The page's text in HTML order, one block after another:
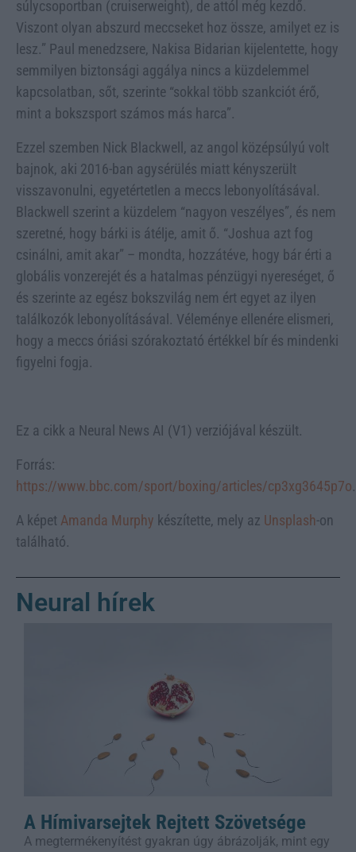
súlycsoportban (cruiserweight), de attól még kezdő.
Viszont olyan abszurd meccseket hoz össze, amilyet ez is
lesz.” Paul menedzsere, Nakisa Bidarian kijelentette, hogy
semmilyen biztonsági aggálya nincs a küzdelemmel
kapcsolatban, sőt, szerinte “sokkal több szankciót érő,
mint a bokszsport számos más harca”.
Ezzel szemben Nick Blackwell, az angol középsúlyú volt
bajnok, aki 2016-ban agysérülés miatt kényszerült
visszavonulni, egyetértetlen a meccs lebonyolításával.
Blackwell szerint a küzdelem “nagyon veszélyes”, és nem
szeretné, hogy bárki is átélje, amit ő. “Joshua azt fog
csinálni, amit akar” – mondta, hozzátéve, hogy bár érti a
globális vonzerejét és a hatalmas pénzügyi nyereséget, ő
és szerinte az egész bokszvilág nem ért egyet az ilyen
találkozók lebonyolításával. Véleménye ellenére elismeri,
hogy a meccs óriási szórakoztató értékkel bír és mindenki
figyelni fogja.
Ez a cikk a Neural News AI (V1) verziójával készült.
Forrás:
https://www.bbc.com/sport/boxing/articles/cp3xg3645p7o.
A képet Amanda Murphy készítette, mely az Unsplash-on
található.
Neural hírek
A Hímivarsejtek Rejtett Szövetsége
A megtermékenyítést gyakran úgy ábrázolják, mint egy